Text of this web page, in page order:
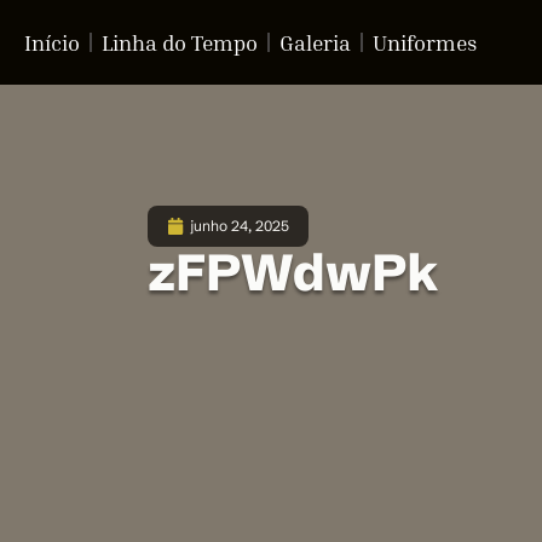
Início Linha do Tempo Galeria Uniformes
junho 24, 2025
zFPWdwPk